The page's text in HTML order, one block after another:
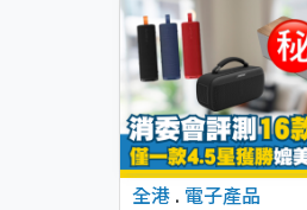
全港 . 電子產品